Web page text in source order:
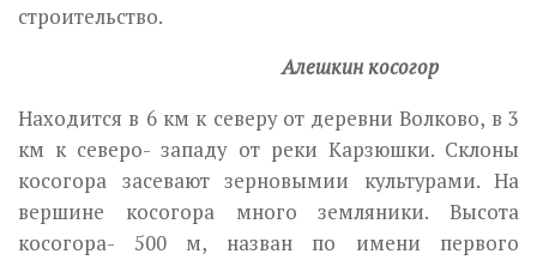
строительство.
Алешкин косогор
Находится в 6 км к северу от деревни Волково, в 3
км к северо- западу от реки Карзюшки. Склоны
косогора засевают зерновымии культурами. На
вершине косогора много земляники. Высота
косогора- 500 м, назван по имени первого